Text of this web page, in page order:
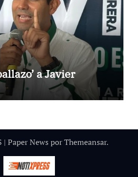
a Javier
| Paper News porThemeansar.